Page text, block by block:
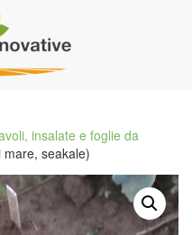
insalate e foglie da
seakale)